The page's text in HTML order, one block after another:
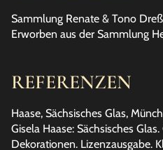
Sammlung Renate & Tono
Erworben aus der Sammlung
REFERENZEN
Haase, Sächsisches Glas,
Gisela Haase: Sächsisches
Dekorationen. Lizenzausgabe.